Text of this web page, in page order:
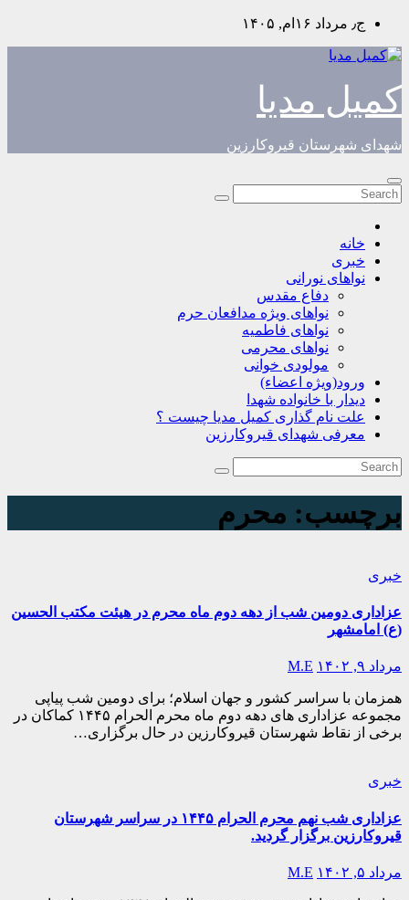
Skip
content
ج٫ مرداد ۱۶ام, ۱۴۰۵
کمیل مدیا
شهدای شهرستان قیروکارزین
خانه
خبری
نواهای نورانی
دفاع مقدس
نواهای ویژه مدافعان حرم
نواهای فاطمیه
نواهای محرمی
مولودی خوانی
ورود(ویژه اعضاء)
دیدار با خانواده شهدا
علت نام گذاری کمیل مدیا چیست ؟
معرفی شهدای قیروکارزین
برچسب: محرم
خبری
عزاداری دومین شب از دهه دوم ماه محرم در هیئت مکتب الحسین
(ع) امامشهر
مرداد ۹, ۱۴۰۲ M.E
همزمان با سراسر کشور و جهان اسلام؛ برای دومین شب پیاپی
مجموعه عزاداری های دهه دوم ماه محرم الحرام ۱۴۴۵ کماکان در
برخی از نقاط شهرستان قیروکارزین در حال برگزاری…
خبری
عزاداری شب نهم محرم الحرام ۱۴۴۵ در سراسر شهرستان
قیروکارزین برگزار گردید.
مرداد ۵, ۱۴۰۲ M.E